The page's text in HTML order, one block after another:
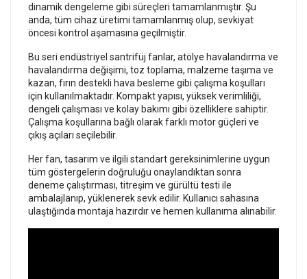
dinamik dengeleme gibi süreçleri tamamlanmıştır. Şu
anda, tüm cihaz üretimi tamamlanmış olup, sevkiyat
öncesi kontrol aşamasına geçilmiştir.
Bu seri endüstriyel santrifüj fanlar, atölye havalandırma ve
havalandırma değişimi, toz toplama, malzeme taşıma ve
kazan, fırın destekli hava besleme gibi çalışma koşulları
için kullanılmaktadır. Kompakt yapısı, yüksek verimliliği,
dengeli çalışması ve kolay bakımı gibi özelliklere sahiptir.
Çalışma koşullarına bağlı olarak farklı motor güçleri ve
çıkış açıları seçilebilir.
Her fan, tasarım ve ilgili standart gereksinimlerine uygun
tüm göstergelerin doğruluğu onaylandıktan sonra
deneme çalıştırması, titreşim ve gürültü testi ile
ambalajlanıp, yüklenerek sevk edilir. Kullanıcı sahasına
ulaştığında montaja hazırdır ve hemen kullanıma alınabilir.